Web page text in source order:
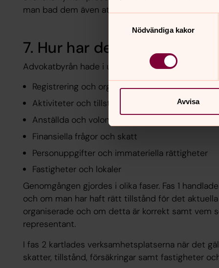
Nödvändiga kakor
Avvisa
man bad dem även att, utifrån sina
7. Hur har den juridiska
Advokatbyrån hade i uppdrag att titta på sex
Registrering och organisation
Aktiviteter och tillstånd
Anställda och volontärer
Finansiella frågor och skatt
Personuppgifter och immateriella rättigheter
Fastigheter och lokaler
Genomgången gjordes i olika faser. Fas 1
och om man har haft rätt tillstånd för det
organiserade och om detta är korrekt samt vem
representant.
I fas 2 kartlades verksamhetsplatserna när det
skatter, tillstånd, försäkringar samt fastigheter